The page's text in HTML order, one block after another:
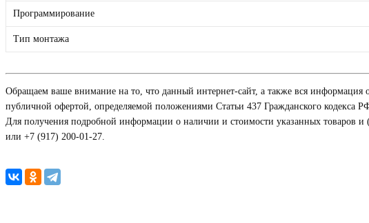
Программирование
Тип монтажа
Обращаем ваше внимание на то, что данный интернет-сайт, а также вся информация
публичной офертой, определяемой положениями Статьи 437 Гражданского кодекса
Для получения подробной информации о наличии и стоимости указанных товаров
или +7 (917) 200-01-27.